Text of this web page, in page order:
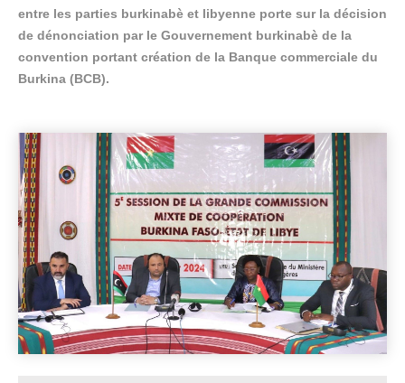
entre les parties burkinabè et libyenne porte sur la décision
de dénonciation par le Gouvernement burkinabè de la
convention portant création de la Banque commerciale du
Burkina (BCB).